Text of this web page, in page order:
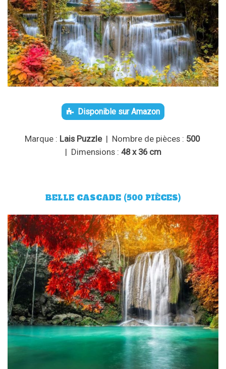
Disponible sur Amazon
Marque : Lais Puzzle| Nombre de pièces : 500
| Dimensions : 48 x 36 cm
BELLE CASCADE (500 PIÈCES)